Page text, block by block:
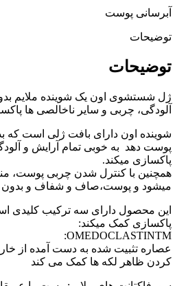
آبرسانی پوست
توضیحات
توضیحات
ژل شستشوی اون یک شوینده ملایم
آلودگی، چربی و سایر ناخالصی ها
شوینده اون دارای بافت ژلی است که
پوست دهد به خوبی تمام آرایش و
پاکسازی میکند.
همچنین با کنترل شدن چربی پوست،
میشود و پوست،صاف و شفاف و بدون
این محصول دارای سه ترکیب کلیدی
پاکسازی کمک میکند:
OMEDOCLASTINTM:
عصاره تثبیت شده به دست آمده از
کردن ظاهر لکه ها کمک می کند